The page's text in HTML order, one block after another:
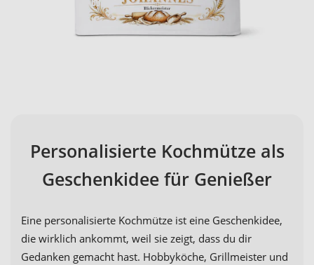
Personalisierte Kochmütze als
Geschenkidee für Genießer
Eine personalisierte Kochmütze ist eine Geschenkidee,
die wirklich ankommt, weil sie zeigt, dass du dir
Gedanken gemacht hast. Hobbyköche, Grillmeister und